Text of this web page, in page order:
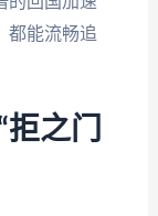
都能流畅追
之门